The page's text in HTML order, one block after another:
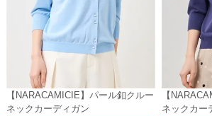
【NARACAMICIE】パール釦クルー
ネックカーディガン
【
ネックカー